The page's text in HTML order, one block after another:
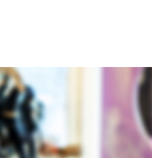
Начало
За нас
Меню
Контакти